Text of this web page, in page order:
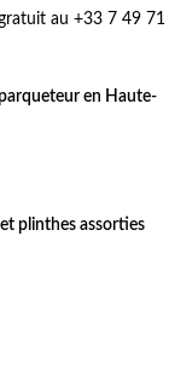
au +33 7 49 71
en Haute-
plinthes assorties